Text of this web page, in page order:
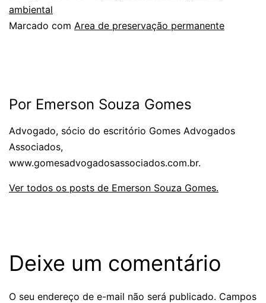
ambiental
Marcado com Area de preservação permanente
Por Emerson Souza Gomes
Advogado, sócio do escritório Gomes Advogados
Associados,
www.gomesadvogadosassociados.com.br.
Ver todos os posts de Emerson Souza Gomes.
Deixe um comentário
O seu endereço de e-mail não será publicado. Campos